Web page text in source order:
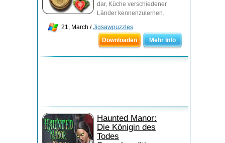
dar, Küche verschiedener
Länder kennenzulernen.
21, March /Jigsawpuzzles
Downloaden
Mehr Info
Haunted Manor:
Die Königin des
Todes